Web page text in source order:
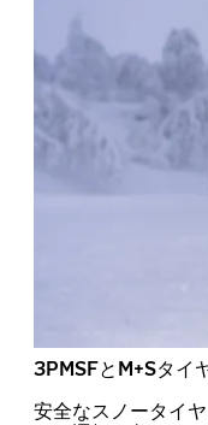
3PMSFとM+Sタイ
安全なスノータイ